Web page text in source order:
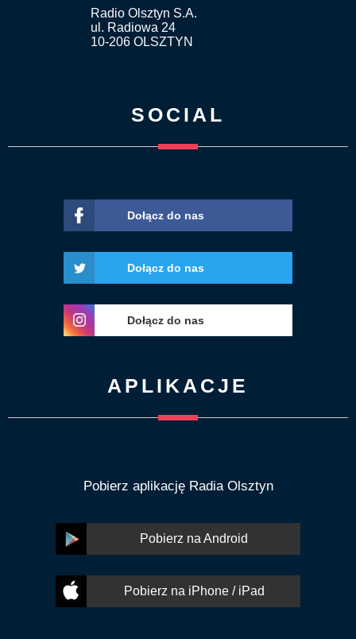
Radio Olsztyn S.A.
ul. Radiowa 24
10-206 OLSZTYN
SOCIAL
Dołącz do nas
Dołącz do nas
Dołącz do nas
APLIKACJE
Pobierz aplikację Radia Olsztyn
Pobierz na Android
Pobierz na iPhone / iPad